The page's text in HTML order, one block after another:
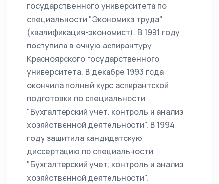
государственного университета по
специальности "Экономика труда"
(квалификация-экономист). В 1991 году
поступила в очную аспирантуру
Красноярского государственного
университета. В декабре 1993 года
окончила полный курс аспирантской
подготовки по специальности
"Бухгалтерский учет, контроль и анализ
хозяйственной деятельности". В 1994
году защитила кандидатскую
диссертацию по специальности
"Бухгалтерский учет, контроль и анализ
хозяйственной деятельности".